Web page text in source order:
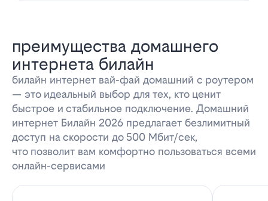
преимущества домашнего
интернета билайн
билайн интернет вай-фай домашний с роутером
— это идеальный выбор для тех, кто ценит
быстрое и стабильное подключение. Домашний
интернет Билайн 2026 предлагает безлимитный
доступ на скорости до 500 Мбит/сек,
что позволит вам комфортно пользоваться всеми
онлайн-сервисами